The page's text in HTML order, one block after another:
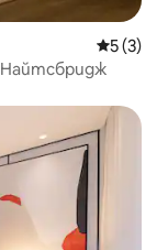
Средна
5 (3)
Найтсбридж